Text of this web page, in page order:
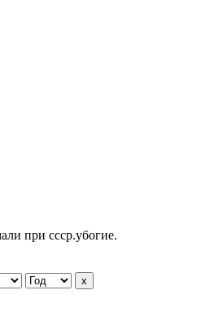
при ссср.убогие.